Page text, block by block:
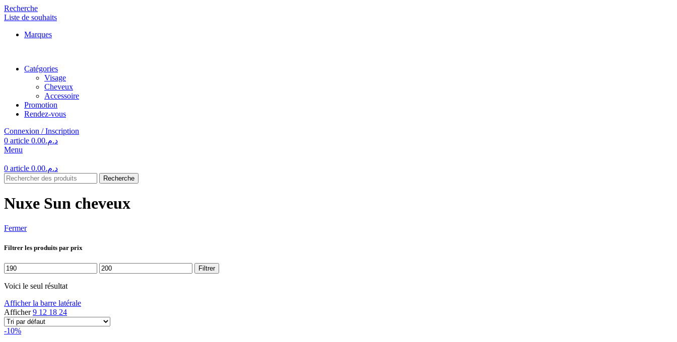
Recherche
Liste de souhaits
Marques
Catégories
Visage
Cheveux
Accessoire
Promotion
Rendez-vous
Connexion / Inscription
0 article د.م.0.00
Menu
0 article د.م.0.00
Recherche
Nuxe Sun cheveux
Fermer
Filtrer les produits par prix
Prix
min
Prix
max
Filtrer
Voici le seul résultat
Afficher la barre latérale
Afficher9 12 18 24
-10%